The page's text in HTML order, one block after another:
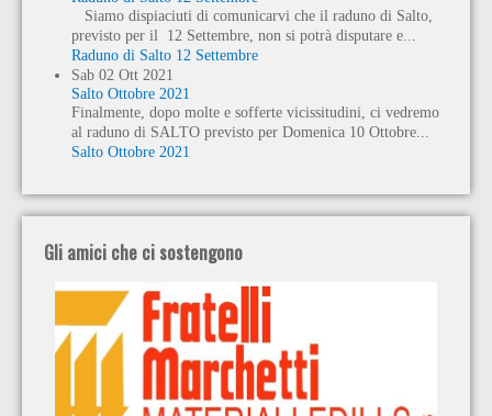
Siamo dispiaciuti di comunicarvi che il raduno di Salto,
previsto per il 12 Settembre, non si potrà disputare e...
Raduno di Salto 12 Settembre
Sab 02 Ott 2021
Salto Ottobre 2021
Finalmente, dopo molte e sofferte vicissitudini, ci vedremo
al raduno di SALTO previsto per Domenica 10 Ottobre...
Salto Ottobre 2021
Gli amici che ci sostengono